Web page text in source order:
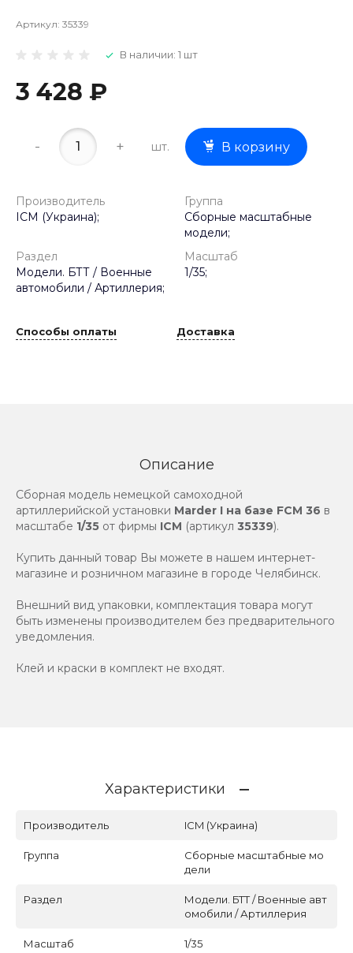
Артикул: 35339
В наличии: 1 шт
3 428 ₽
- + шт. В корзину
Производитель
ICM (Украина);
Группа
Сборные масштабные
модели;
Раздел
Модели. БТТ / Военные
автомобили / Артиллерия;
Масштаб
1/35;
Способы оплаты Доставка
Описание
Сборная модель немецкой самоходной
артиллерийской установки Marder I на базе FCM 36 в
масштабе 1/35 от фирмы ICM (артикул 35339).
Купить данный товар Вы можете в нашем интернет-
магазине и розничном магазине в городе Челябинск.
Внешний вид упаковки, комплектация товара могут
быть изменены производителем без предварительного
уведомления.
Клей и краски в комплект не входят.
Характеристики
Производитель ICM (Украина)
Группа
Сборные масштабные мо
дели
Раздел
Модели. БТТ / Военные авт
омобили / Артиллерия
Масштаб 1/35